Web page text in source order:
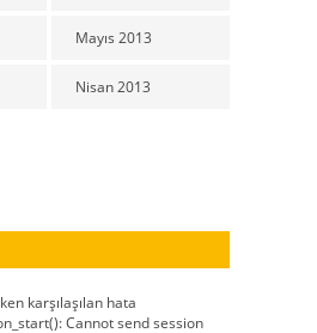
Mayıs 2013
Nisan 2013
karşılaşılan hata
Cannot send session